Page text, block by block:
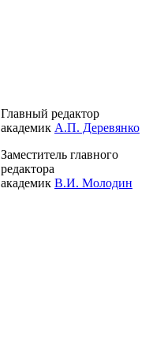
Главный редактор
академик А.П. Деревянко
Заместитель главного
редактора
академик В.И. Молодин